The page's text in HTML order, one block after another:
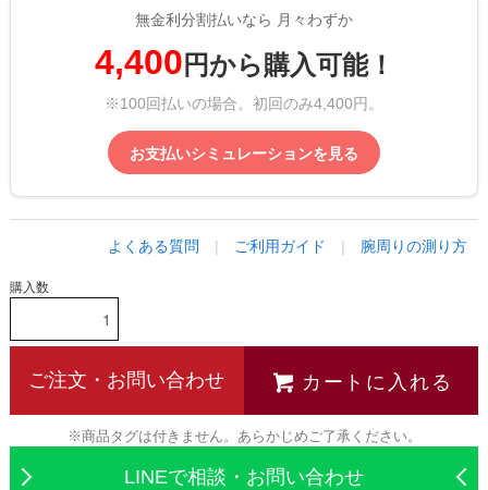
無金利分割払いなら 月々わずか
4,400 円から購入可能！
※100回払いの場合。初回のみ4,400円。
お支払いシミュレーションを見る
よくある質問 | ご利用ガイド | 腕周りの測り方
購入数
ご注文・お問い合わせ カートに入れる
※商品タグは付きません。あらかじめご了承ください。
LINEで相談・お問い合わせ